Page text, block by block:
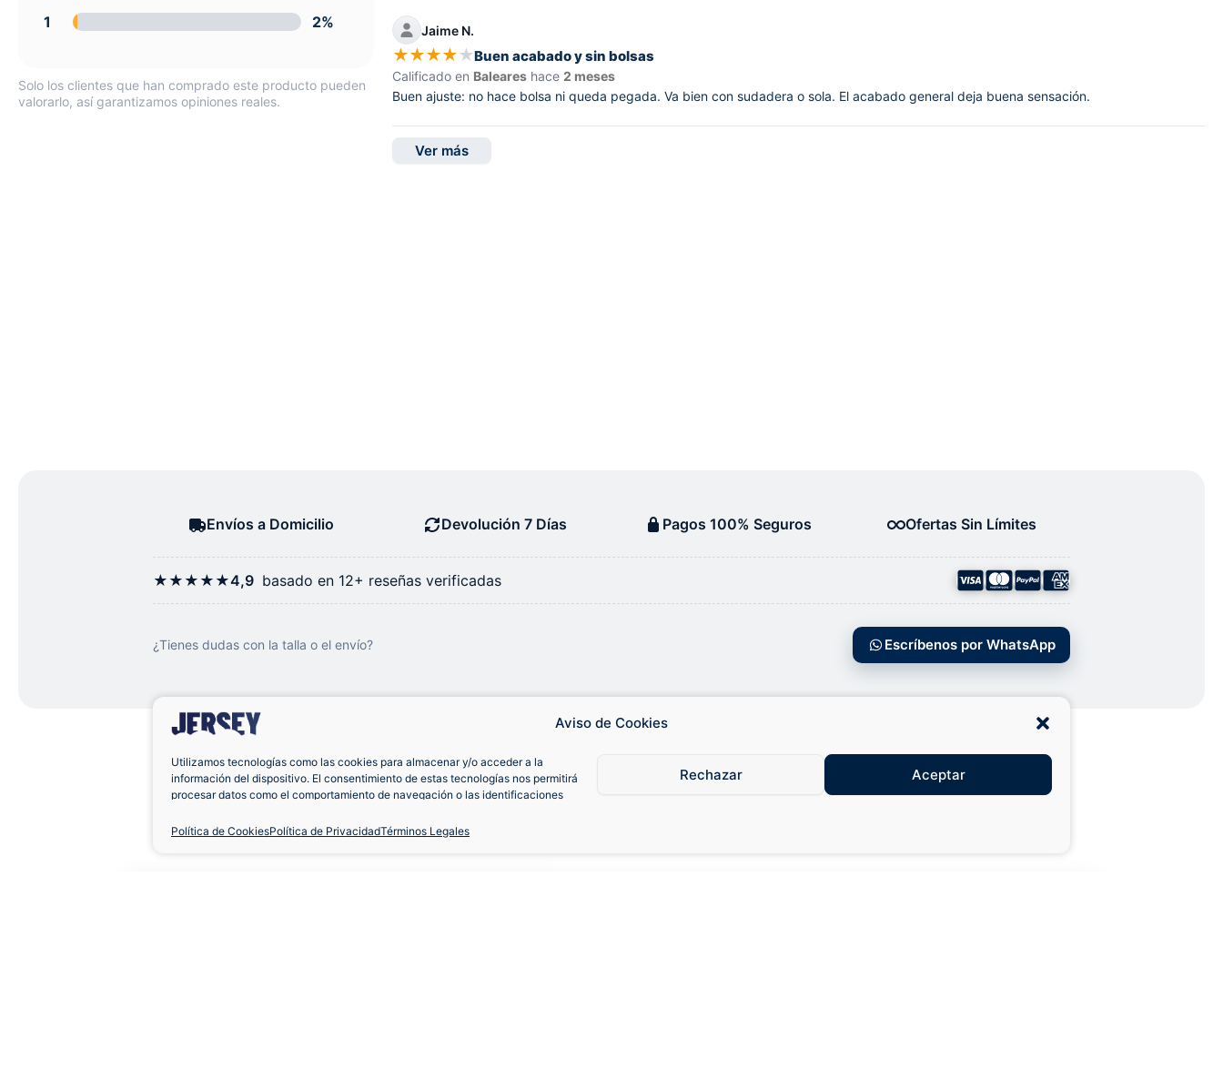
Aviso de Cookies
Utilizamos tecnologías como las cookies para almacenar y/o acceder a la
información del dispositivo. El consentimiento de estas tecnologías nos permitirá
procesar datos como el comportamiento de navegación o las identificaciones
negativamente a ciertas características y funciones.
Aceptar
Rechazar
Política de CookiesPolítica de PrivacidadTérminos Legales
1
2%
Solo los clientes que han comprado este producto pueden
valorarlo, así garantizamos opiniones reales.
Jaime N.
★★★★★Buen acabado y sin bolsas
Calificado en Baleares hace2 meses
Buen ajuste: no hace bolsa ni queda pegada. Va bien con sudadera o sola. El acabado general deja buena sensación.
Ver más
Envíos a Domicilio Devolución 7 Días Pagos 100% Seguros Ofertas Sin Límites
★★★★★4,9 basado en 12+ reseñas verificadas
¿Tienes dudas con la talla o el envío? Escríbenos por WhatsApp